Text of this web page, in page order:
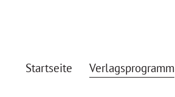
Startseite Verlagsprogramm